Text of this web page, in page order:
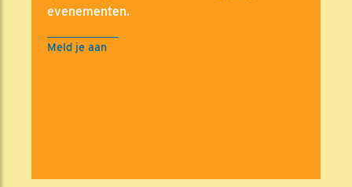
evenementen.
Meld je aan